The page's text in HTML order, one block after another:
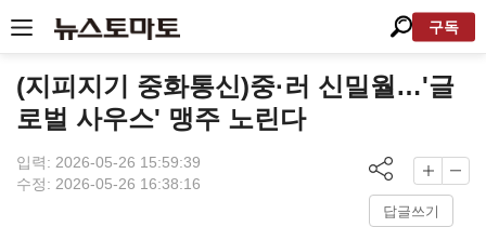
구독
(지피지기 중화통신)중·러 신밀월…'글
로벌 사우스' 맹주 노린다
입력: 2026-05-26 15:59:39
수정: 2026-05-26 16:38:16
답글쓰기